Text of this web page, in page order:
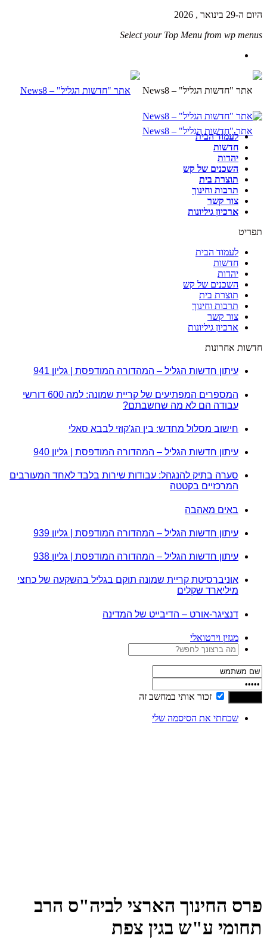
היום ה-29 בינואר , 2026
Select your Top Menu from wp menus
לעמוד הבית
חדשות
יהדות
השכנים של קש
תוצרת בית
תרבות וחינוך
צור קשר
ארכיון גיליונות
תפריט
לעמוד הבית
חדשות
יהדות
השכנים של קש
תוצרת בית
תרבות וחינוך
צור קשר
ארכיון גיליונות
חדשות אחרונות
עיתון חדשות הגליל – המהדורה המודפסת | גליון 941
המספרים המפתיעים של קריית שמונה: למה 600 דורשי
עבודה הם לא מה שחשבתם?
חישוב מסלול מחדש: בין הג'קוזי לבבא סאלי
עיתון חדשות הגליל – המהדורה המודפסת | גליון 940
סערה בתיק להנגהל: עבודות שירות בלבד לאחד המעורבים
המרכזיים בקטטה
באים מאהבה
עיתון חדשות הגליל – המהדורה המודפסת | גליון 939
עיתון חדשות הגליל – המהדורה המודפסת | גליון 938
אוניברסיטת קריית שמונה תוקם בגליל בהשקעה של כחצי
מיליארד שקלים
דנציגר-אורט – הדיבייט של המדינה
מגזין וירטואלי
זכור אותי במחשב זה
שכחתי את הסיסמה שלי
פרס החינוך הארצי לביה"ס הרב
תחומי ע"ש בגין צפת